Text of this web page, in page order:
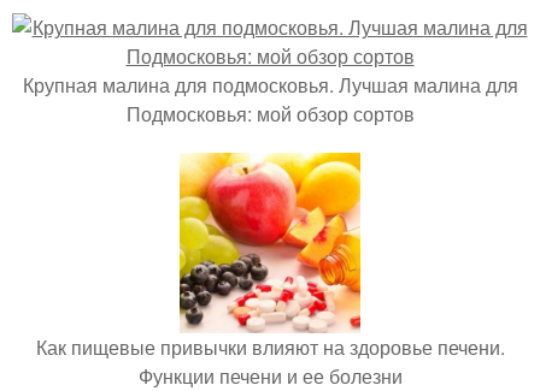
Крупная малина для подмосковья. Лучшая малина для
Подмосковья: мой обзор сортов
Как пищевые привычки влияют на здоровье печени.
Функции печени и ее болезни